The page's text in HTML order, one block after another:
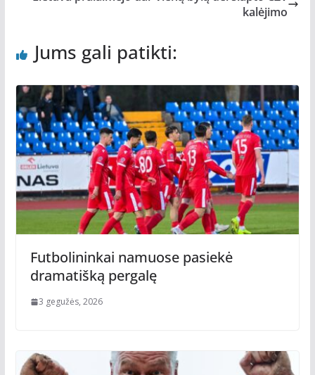
kalėjimo
Jums gali patikti:
Futbolininkai namuose pasiekė
dramatišką pergalę
3 gegužės, 2026